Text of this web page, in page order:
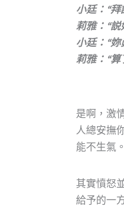
小廷：“
莉雅：“
小廷：“
莉雅：“
是啊，激
人總安撫
能不生氣
其實憤怒
給予的一